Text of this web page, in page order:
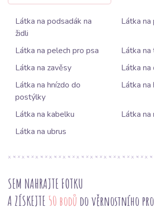
Látka na podsadák na
židli
Látka na
Látka na pelech pro psa
Látka na
Látka na zavěsy
Látka na
Látka na hnízdo do
postýlky
Látka na
Látka na kabelku
Látka na
Látka na ubrus
SEM NAHRAJTE FOTKU
A ZÍSKEJTE 50 bodů do věrnostního